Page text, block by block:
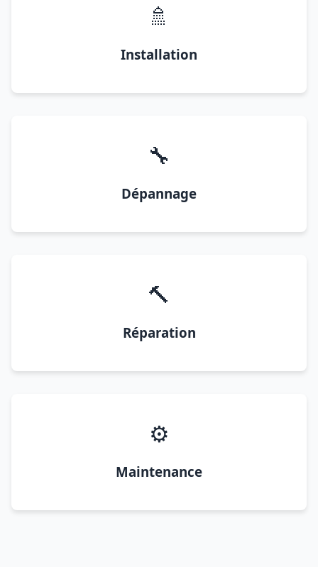
🚿
Installation
🔧
Dépannage
🔨
Réparation
⚙️
Maintenance